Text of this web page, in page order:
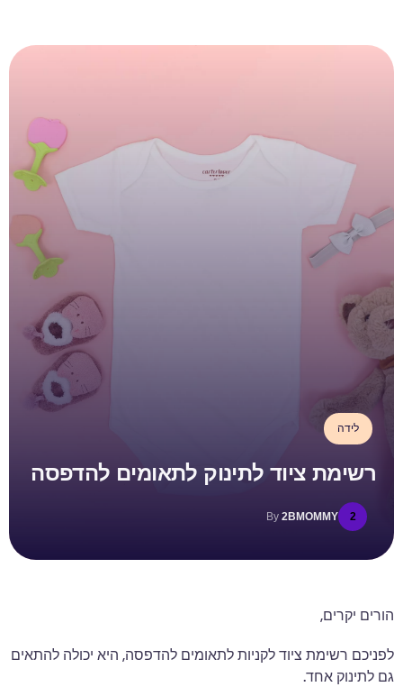
ציוד לתינוק לתאומים להדפסה
By
ציוד לקניות לתאומים להדפסה, היא יכולה להתאים
אחד.